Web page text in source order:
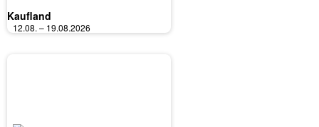
Kaufland
12.08. – 19.08.2026